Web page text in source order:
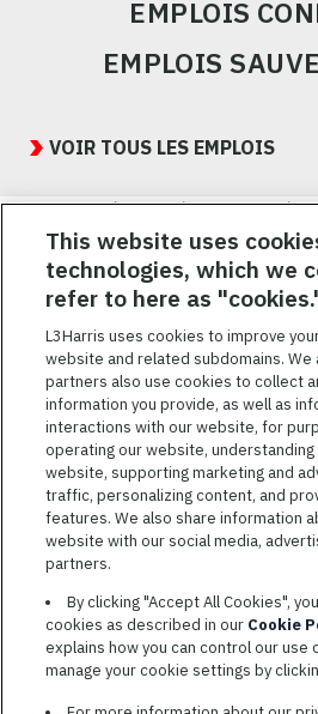
EMPLOIS
EMPLOIS
JobsVOIR TOUS LES EMPLOIS
Nous visons à attirer, à mobiliser et à
hautement performante et diversifiée.
qu’une culture d’inclusion amusante et
employés à réaliser leur plein potentiel.
à nos employés, sans égard à leur
origine nationale, leur handicap ou leur
combattant, d’innover afin de résoudre
coriaces de nos clients.
CONDITIONS GÉNÉRALES
COOKIE SETTINGS
PLAN DU SITE
PRIVACY POLICY
COOKIE CHOICES & INFO
L3HARRIS.COM
This website uses
technologies, which we
refer to here as
L3Harris uses cookies to improve
website and related subdomains.
partners also use cookies to collect
information you provide, as well as
interactions with our website, for
operating our website,
website, supporting marketing and
traffic, personalizing content, and
features. We also share information
website with our social media,
partners.
By clicking "Accept All Cookies",
cookies as described in our Cookie
explains how you can control our use
manage your cookie settings by